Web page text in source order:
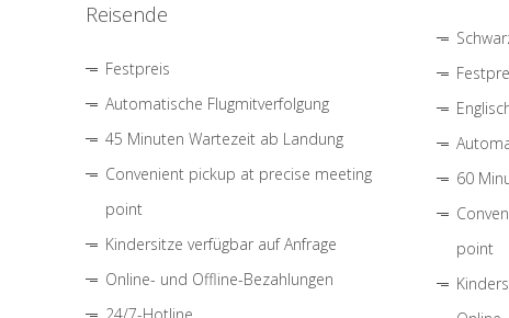
Reisende
Festpreis
Automatische Flugmitverfolgung
45 Minuten Wartezeit ab Landung
Convenient pickup at precise meeting
point
Kindersitze verfügbar auf Anfrage
Online- und Offline-Bezahlungen
60
point